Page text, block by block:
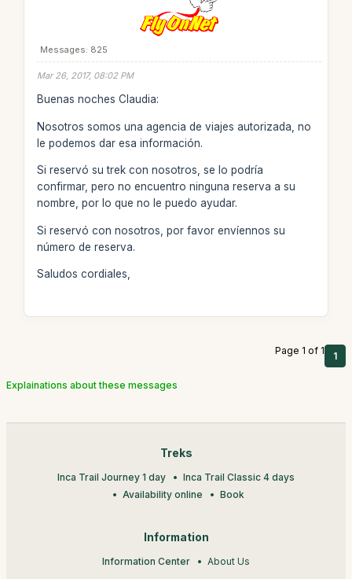
Messages: 825
Mar 26, 2017, 08:02 PM
Buenas noches Claudia:
Nosotros somos una agencia de viajes autorizada, no
le podemos dar esa información.
Si reservó su trek con nosotros, se lo podría
confirmar, pero no encuentro ninguna reserva a su
nombre, por lo que no le puedo ayudar.
Si reservó con nosotros, por favor envíennos su
número de reserva.
Saludos cordiales,
Page 1 of 1 1
Explainations about these messages
Treks
Inca Trail Journey 1 day
Inca Trail Classic 4 days
Availability online
Book
Information
Information Center About Us